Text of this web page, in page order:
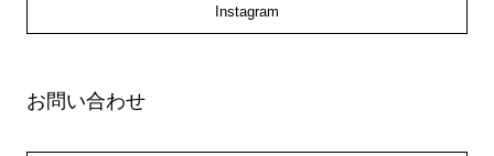
Instagram
お問い合わせ